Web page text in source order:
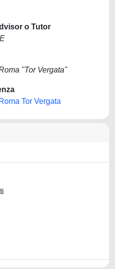
o Tutor
"Tor Vergata"
Tor Vergata